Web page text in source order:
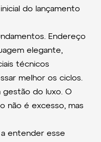
do lançamento
Endereço
elegante,
técnicos
melhor os ciclos.
gestão do luxo. O
não é excesso, mas
a entender esse